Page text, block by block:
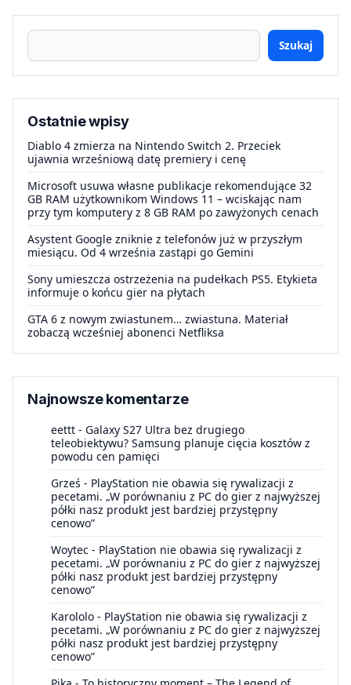
Szukaj
Ostatnie wpisy
Diablo 4 zmierza na Nintendo Switch 2. Przeciek
ujawnia wrześniową datę premiery i cenę
Microsoft usuwa własne publikacje rekomendujące 32
GB RAM użytkownikom Windows 11 – wciskając nam
przy tym komputery z 8 GB RAM po zawyżonych cenach
Asystent Google zniknie z telefonów już w przyszłym
miesiącu. Od 4 września zastąpi go Gemini
Sony umieszcza ostrzeżenia na pudełkach PS5. Etykieta
informuje o końcu gier na płytach
GTA 6 z nowym zwiastunem… zwiastuna. Materiał
zobaczą wcześniej abonenci Netfliksa
Najnowsze komentarze
eettt - Galaxy S27 Ultra bez drugiego
teleobiektywu? Samsung planuje cięcia kosztów z
powodu cen pamięci
Grześ - PlayStation nie obawia się rywalizacji z
pecetami. „W porównaniu z PC do gier z najwyższej
półki nasz produkt jest bardziej przystępny
cenowo”
Woytec - PlayStation nie obawia się rywalizacji z
pecetami. „W porównaniu z PC do gier z najwyższej
półki nasz produkt jest bardziej przystępny
cenowo”
Karololo - PlayStation nie obawia się rywalizacji z
pecetami. „W porównaniu z PC do gier z najwyższej
półki nasz produkt jest bardziej przystępny
cenowo”